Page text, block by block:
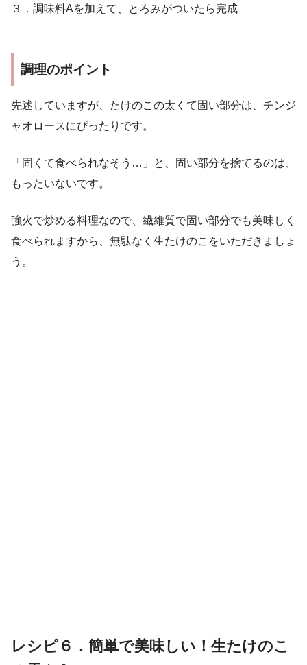
３．調味料Aを加えて、とろみがついたら完成
調理のポイント
先述していますが、たけのこの太くて固い部分は、チンジ
ャオロースにぴったりです。
「固くて食べられなそう…」と、固い部分を捨てるのは、
もったいないです。
強火で炒める料理なので、繊維質で固い部分でも美味しく
食べられますから、無駄なく生たけのこをいただきましょ
う。
レシピ６．簡単で美味しい！生たけのこ